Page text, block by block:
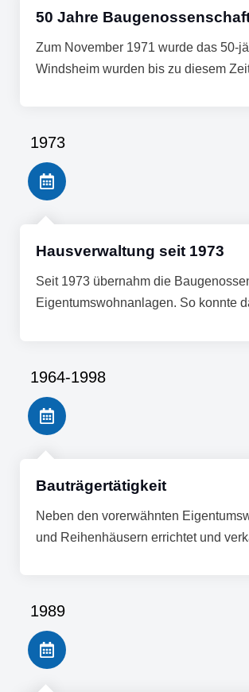
50 Jahre
Zum November 1971 wurde das 50-
Windsheim wurden bis zu diesem
1973
Hausverwaltung seit 1973
Seit 1973 übernahm die
Eigentumswohnanlagen. So konnte
1964-1998
Bauträgertätigkeit
Neben den vorerwähnten
und Reihenhäusern errichtet und
1989